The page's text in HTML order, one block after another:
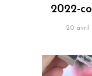
2022-
20 avril